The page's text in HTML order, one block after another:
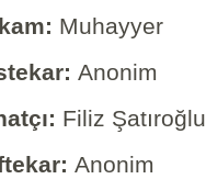
Muhayyer
Anonim
Filiz Şatıroğlu
Anonim